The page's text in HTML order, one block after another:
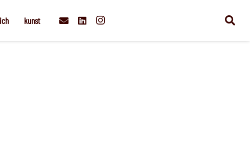
kunst